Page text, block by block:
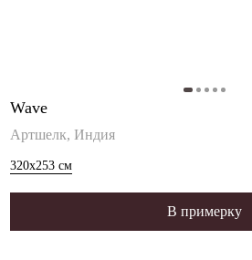
Wave
Артшелк, Индия
320x253 см
В примерку